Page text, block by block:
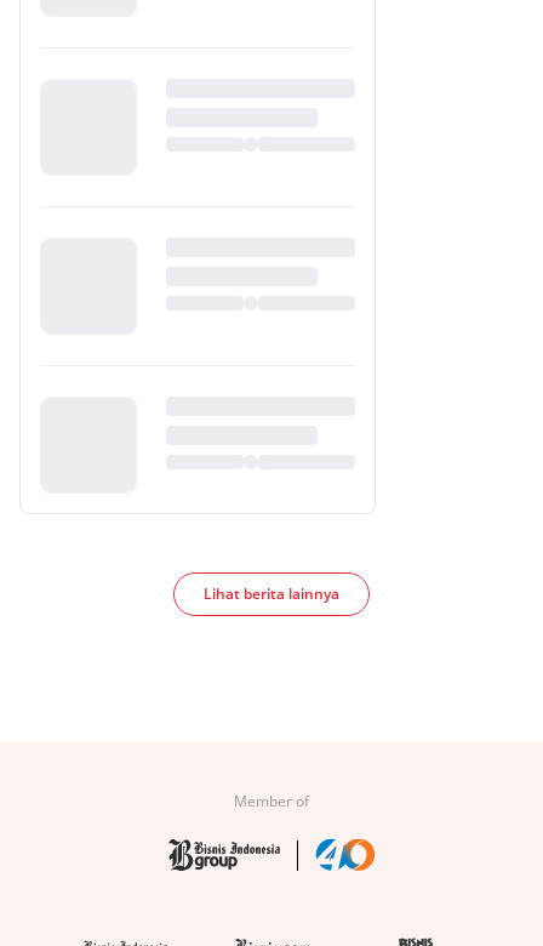
Lihat berita lainnya
Member of